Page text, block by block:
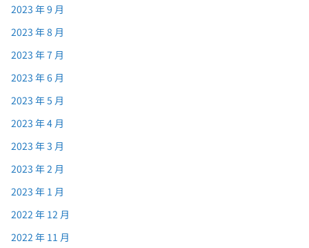
2023 年 9 月
2023 年 8 月
2023 年 7 月
2023 年 6 月
2023 年 5 月
2023 年 4 月
2023 年 3 月
2023 年 2 月
2023 年 1 月
2022 年 12 月
2022 年 11 月